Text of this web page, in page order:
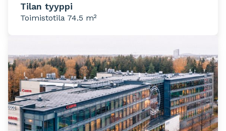
Tilan tyyppi
Toimistotila 74.5 m²